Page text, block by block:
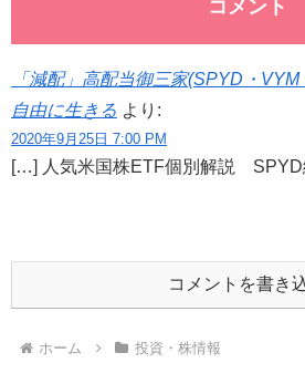
コメント
「減配」高配当御三家(SPYD・VYM
自由に生きる より:
2020年9月25日 7:00 PM
[…] 人気米国株ETF個別解説
コメントを書き
ホーム 投資・株情報